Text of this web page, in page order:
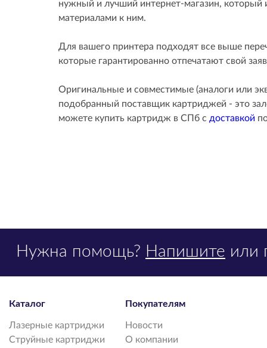
нужный и лучший интернет-магазин,
материалами к ним.
Для вашего принтера подходят все выше
которые гарантированно отпечатают свой
Оригинальные и совместимые (аналоги или
подобранный поставщик картриджей - это
можете купить картридж в СПб с доставкой
Нужна помощь? Напишите или
Каталог
Лазерные картриджи
Струйные картриджи
Покупателям
Новости
О компании